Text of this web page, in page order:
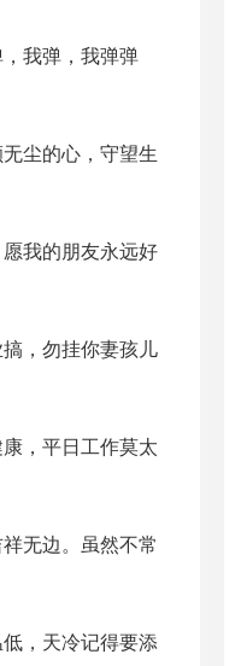
我弹，我弹弹
尘的心，守望生
我的朋友永远好
，勿挂你妻孩儿
，平日工作莫太
无边。虽然不常
，天冷记得要添